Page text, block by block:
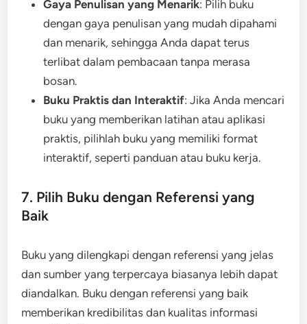
Gaya Penulisan yang Menarik: Pilih buku
dengan gaya penulisan yang mudah dipahami
dan menarik, sehingga Anda dapat terus
terlibat dalam pembacaan tanpa merasa
bosan.
Buku Praktis dan Interaktif: Jika Anda mencari
buku yang memberikan latihan atau aplikasi
praktis, pilihlah buku yang memiliki format
interaktif, seperti panduan atau buku kerja.
7. Pilih Buku dengan Referensi yang
Baik
Buku yang dilengkapi dengan referensi yang jelas
dan sumber yang terpercaya biasanya lebih dapat
diandalkan. Buku dengan referensi yang baik
memberikan kredibilitas dan kualitas informasi